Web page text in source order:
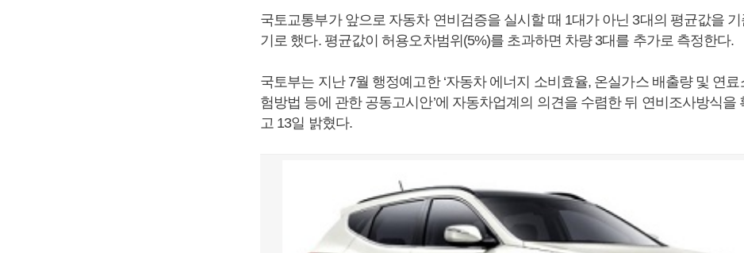
국토교통부가 앞으로 자동차 연비검증을 실시할 때 1대가 아닌 3대의 평균값을
기로 했다. 평균값이 허용오차범위(5%)를 초과하면 차량 3대를 추가로 측정한다.
국토부는 지난 7월 행정예고한 ‘자동차 에너지 소비효율, 온실가스 배출량 및 연료
험방법 등에 관한 공동고시안’에 자동차업계의 의견을 수렴한 뒤 연비조사방식을
고 13일 밝혔다.